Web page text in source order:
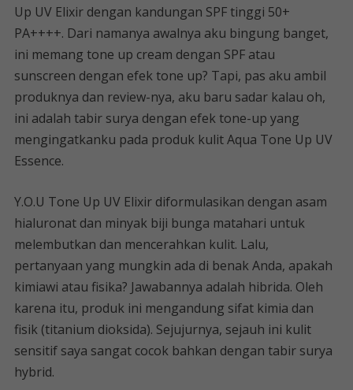
Up UV Elixir dengan kandungan SPF tinggi 50+
PA++++. Dari namanya awalnya aku bingung banget,
ini memang tone up cream dengan SPF atau
sunscreen dengan efek tone up? Tapi, pas aku ambil
produknya dan review-nya, aku baru sadar kalau oh,
ini adalah tabir surya dengan efek tone-up yang
mengingatkanku pada produk kulit Aqua Tone Up UV
Essence.
Y.O.U Tone Up UV Elixir diformulasikan dengan asam
hialuronat dan minyak biji bunga matahari untuk
melembutkan dan mencerahkan kulit. Lalu,
pertanyaan yang mungkin ada di benak Anda, apakah
kimiawi atau fisika? Jawabannya adalah hibrida. Oleh
karena itu, produk ini mengandung sifat kimia dan
fisik (titanium dioksida). Sejujurnya, sejauh ini kulit
sensitif saya sangat cocok bahkan dengan tabir surya
hybrid.